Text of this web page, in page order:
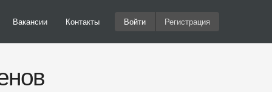
Вакансии Контакты Войти Регистрация